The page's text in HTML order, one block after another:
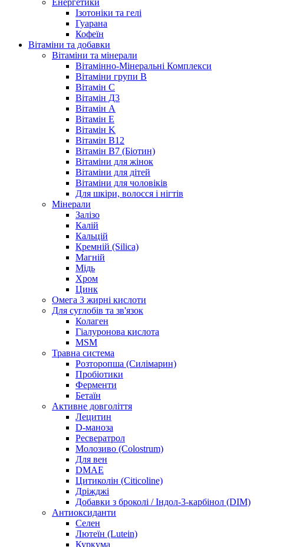
Енергетики
Ізотоніки та гелі
Гуарана
Кофеїн
Вітаміни та добавки
Вітаміни та мінерали
Вітамінно-Мінеральні Комплекси
Вітаміни групи B
Вітамін С
Вітамін Д3
Вітамін А
Вітамін Е
Вітамін K
Вітамін В12
Вітамін В7 (Біотин)
Вітаміни для жінок
Вітаміни для дітей
Вітаміни для чоловіків
Для шкіри, волосся і нігтів
Мінерали
Залізо
Калій
Кальцій
Кремній (Silica)
Магній
Мідь
Хром
Цинк
Омега 3 жирні кислоти
Для суглобів та зв'язок
Колаген
Гіалуронова кислота
MSM
Травна система
Розторопша (Силімарин)
Пробіотики
Ферменти
Бетаїн
Активне довголіття
Лецитин
D-маноза
Ресвератрол
Молозиво (Colostrum)
Для вен
DMAE
Цитиколін (Citicoline)
Дріжджі
Добавки з броколі / Індол-3-карбінол (DIM)
Антиоксиданти
Селен
Лютеїн (Lutein)
Куркума